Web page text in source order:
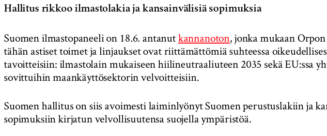
Hallitus rikkoo ilmastolakia ja kansainvälisiä sopimuksia
Suomen ilmastopaneeli on 18.6. antanutkannanoton, jonka mukaan
tähän astiset toimet ja linjaukset ovat riittämättömiä suhteessa
tavoitteisiin: ilmastolain mukaiseen hiilineutraaliuteen 2035 sekä EU:ssa
sovittuihin maankäyttösektorin velvoitteisiin.
Suomen hallitus on siis avoimesti laiminlyönyt Suomen perustuslakiin ja
sopimuksiin kirjatun velvollisuutensa suojella ympäristöä.